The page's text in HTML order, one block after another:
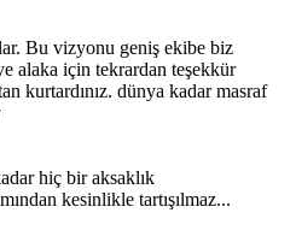
Bu vizyonu geniş ekibe biz
alaka için tekrardan teşekkür
kurtardınız. dünya kadar masraf
hiç bir aksaklık
kesinlikle tartışılmaz...